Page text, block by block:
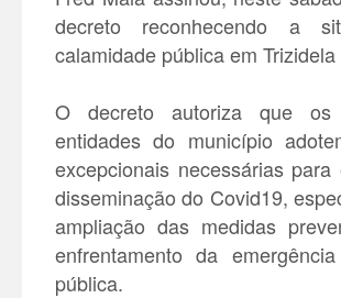
decreto reconhecendo a
calamidade pública em Trizidela
O decreto autoriza que
entidades do município
excepcionais necessárias para
disseminação do Covid19,
ampliação das medidas
enfrentamento da
pública.